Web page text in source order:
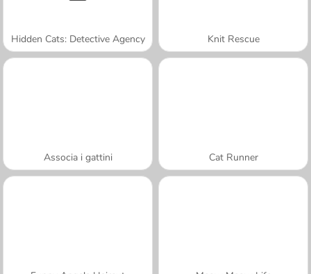
Hidden Cats: Detective Agency Knit Rescue
Associa i gattini Cat Runner